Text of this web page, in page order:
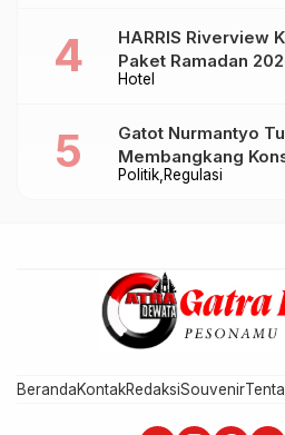
Hotel
HARRIS Riverview
Paket Ramadan
Takjil hingga
Politik Regulasi
Gatot Nurmantyo
Membangkang
Tegaskan Polri Tak
BerandaKontakRedaksiSouvenir